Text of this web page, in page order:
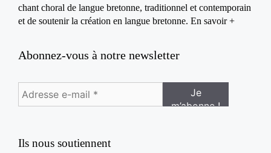
chant choral de langue bretonne, traditionnel et contemporain
et de soutenir la création en langue bretonne. En savoir +
Abonnez-vous à notre newsletter
Ils nous soutiennent